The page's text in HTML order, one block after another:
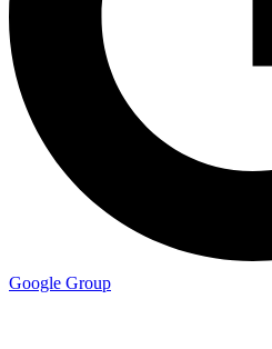
Google Group